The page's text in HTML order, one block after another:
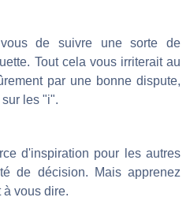
de suivre une sorte de
Tout cela vous irriterait au
par une bonne dispute,
les "i".
d'inspiration pour les autres
de décision. Mais apprenez
vous dire.